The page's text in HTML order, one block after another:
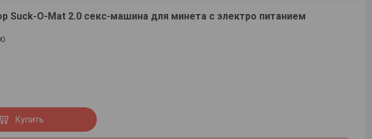
Suck-O-Mat 2.0 секс-машина для минета с электро питанием
Купить